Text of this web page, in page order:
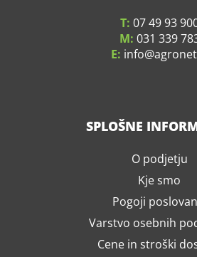
T: 07 49 93
M: 031 339
E: info
SPLOŠNE
O podjetju
Kje smo
Pogoji
Varstvo osebnih
Cene in stroški